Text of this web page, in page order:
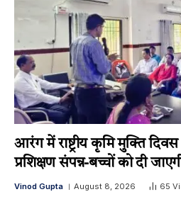
आरंग में राष्ट्रीय कृमि मुक्ति
प्रशिक्षण संपन्न-बच्चों को दी
Vinod Gupta August 8, 2026 65